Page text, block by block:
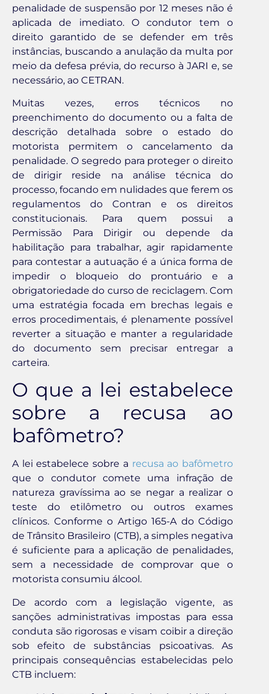
penalidade de suspensão por 12 meses não é
aplicada de imediato. O condutor tem o
direito garantido de se defender em três
instâncias, buscando a anulação da multa por
meio da defesa prévia, do recurso à JARI e, se
necessário, ao CETRAN.
Muitas vezes, erros técnicos no
preenchimento do documento ou a falta de
descrição detalhada sobre o estado do
motorista permitem o cancelamento da
penalidade. O segredo para proteger o direito
de dirigir reside na análise técnica do
processo, focando em nulidades que ferem os
regulamentos do Contran e os direitos
constitucionais. Para quem possui a
Permissão Para Dirigir ou depende da
habilitação para trabalhar, agir rapidamente
para contestar a autuação é a única forma de
impedir o bloqueio do prontuário e a
obrigatoriedade do curso de reciclagem. Com
uma estratégia focada em brechas legais e
erros procedimentais, é plenamente possível
reverter a situação e manter a regularidade
do documento sem precisar entregar a
carteira.
O que a lei estabelece
sobre a recusa ao
bafômetro?
A lei estabelece sobre a recusa ao bafômetro
que o condutor comete uma infração de
natureza gravíssima ao se negar a realizar o
teste do etilômetro ou outros exames
clínicos. Conforme o Artigo 165-A do Código
de Trânsito Brasileiro (CTB), a simples negativa
é suficiente para a aplicação de penalidades,
sem a necessidade de comprovar que o
motorista consumiu álcool.
De acordo com a legislação vigente, as
sanções administrativas impostas para essa
conduta são rigorosas e visam coibir a direção
sob efeito de substâncias psicoativas. As
principais consequências estabelecidas pelo
CTB incluem: